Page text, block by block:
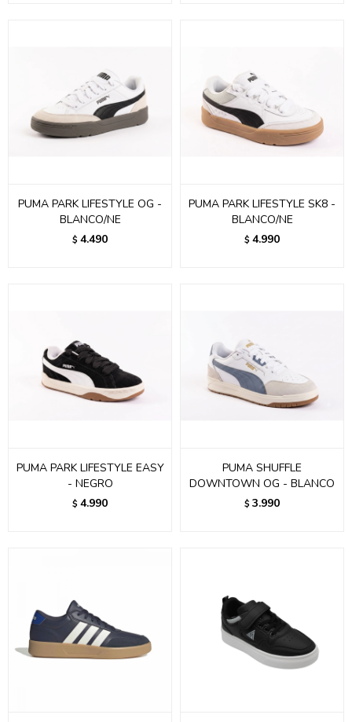
PUMA PARK LIFESTYLE OG -
BLANCO/NE
$ 4.490
PUMA PARK LIFESTYLE SK8 -
BLANCO/NE
$ 4.990
PUMA PARK LIFESTYLE EASY
- NEGRO
$ 4.990
PUMA SHUFFLE
DOWNTOWN OG - BLANCO
$ 3.990